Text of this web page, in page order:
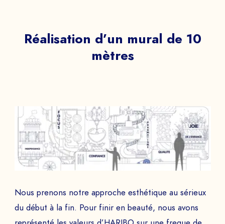
Réalisation d’un mural de 10
mètres
Nous prenons notre approche esthétique au sérieux
du début à la fin. Pour finir en beauté, nous avons